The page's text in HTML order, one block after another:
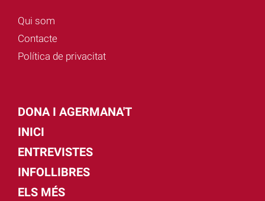
Qui som
Contacte
Política de privacitat
DONA I AGERMANA'T
INICI
ENTREVISTES
INFOLLIBRES
ELS MÉS